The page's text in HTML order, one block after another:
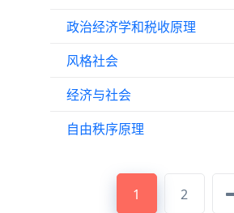
政治经济学和税收原理
风格社会
经济与社会
自由秩序原理
1 2